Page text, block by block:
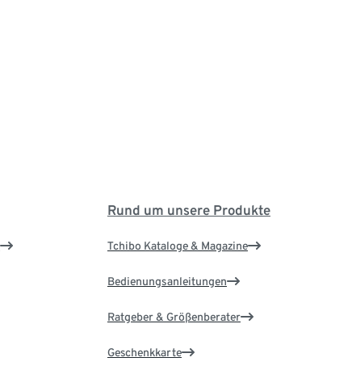
Rund um unsere Produkte
Tchibo Kataloge & Magazine
Bedienungsanleitungen
Ratgeber & Größenberater
Geschenkkarte